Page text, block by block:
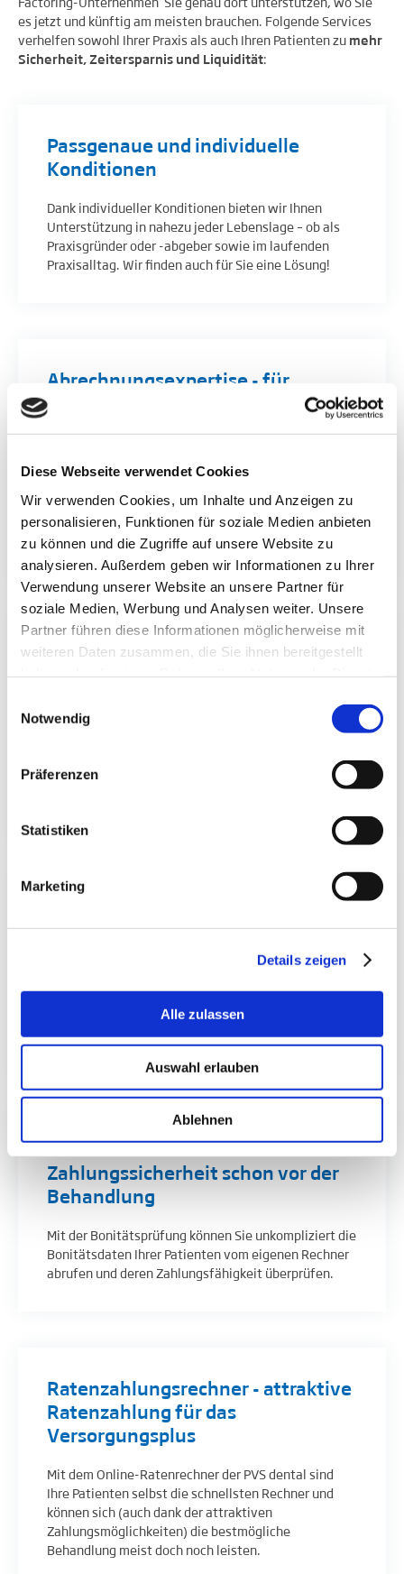
Diese Webseite verwendet Cookies
Wir verwenden Cookies, um Inhalte und Anzeigen zu
personalisieren, Funktionen für soziale Medien anbieten
zu können und die Zugriffe auf unsere Website zu
analysieren. Außerdem geben wir Informationen zu Ihrer
Verwendung unserer Website an unsere Partner für
soziale Medien, Werbung und Analysen weiter. Unsere
Partner führen diese Informationen möglicherweise mit
weiteren Daten zusammen, die Sie ihnen bereitgestellt
Notwendig
Präferenzen
Statistiken
Marketing
Details zeigen
Alle zulassen
Auswahl erlauben
Ablehnen
es jetzt und künftig am meisten brauchen. Folgende Services
verhelfen sowohl Ihrer Praxis als auch Ihren Patienten zu mehr
Sicherheit, Zeitersparnis und Liquidität:
Passgenaue und individuelle
Konditionen
Dank individueller Konditionen bieten wir Ihnen
Unterstützung in nahezu jeder Lebenslage – ob als
Praxisgründer oder -abgeber sowie im laufenden
Praxisalltag. Wir finden auch für Sie eine Lösung!
Abrechnungsexpertise - für
stetigen Honorarfluss und mehr
Die Abrechnungsexperten der PVS dental kennen GOZ
sich für Sie die Zeit, alle Abrechnungsmöglichkeiten
zu prüfen und ökonomischere Alternativen für Sie zu
finden.
Rechnungsprüfung -
Rechtskonformität und
verordnungskonforme und vollständige Abrechnung
sicher – für ein Maximum an Entlastung im
Ausfallschutz für Sie!
Risiko, sondern die PVS dental! Denn wir als
Abrechnungsdienstleister übernehmen für Sie das
Risiko des Forderungsausfalls zu einhundert Prozent.
Bonitätsauskunft -
Zahlungssicherheit schon vor der
Behandlung
Mit der Bonitätsprüfung können Sie unkompliziert die
Bonitätsdaten Ihrer Patienten vom eigenen Rechner
abrufen und deren Zahlungsfähigkeit überprüfen.
Ratenzahlungsrechner - attraktive
Ratenzahlung für das
Versorgungsplus
Mit dem Online-Ratenrechner der PVS dental sind
Ihre Patienten selbst die schnellsten Rechner und
können sich (auch dank der attraktiven
Zahlungsmöglichkeiten) die bestmögliche
Behandlung meist doch noch leisten.